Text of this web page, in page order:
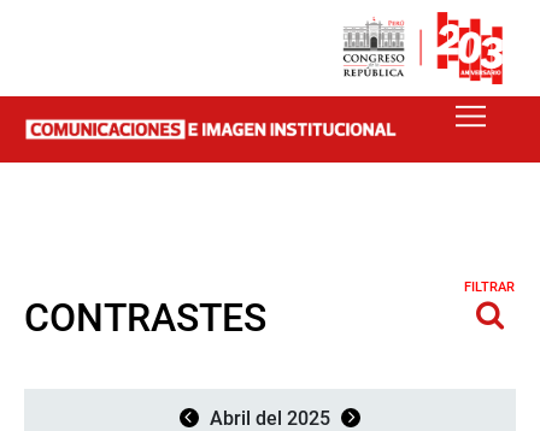
CONTRASTES
FILTRAR
Abril del 2025